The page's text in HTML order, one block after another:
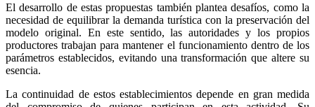
El desarrollo de estas propuestas también plantea desafíos, como la
necesidad de equilibrar la demanda turística con la preservación del
modelo original. En este sentido, las autoridades y los propios
productores trabajan para mantener el funcionamiento dentro de los
parámetros establecidos, evitando una transformación que altere su
esencia.
La continuidad de estos establecimientos depende en gran medida